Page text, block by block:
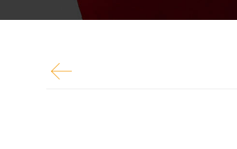
CIO Mag : En...